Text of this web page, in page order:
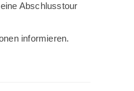
Abschlusstour
informieren.